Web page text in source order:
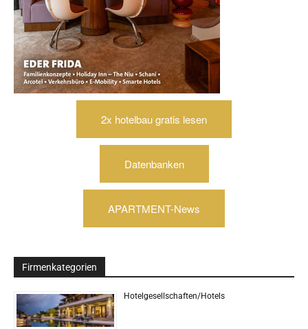
2x hotelbau gratis lesen
Datenbanken
APARTMENT-News
Firmenkategorien
Hotelgesellschaften/Hotels